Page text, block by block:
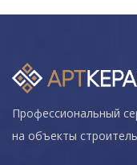
Профессиональный
на объекты